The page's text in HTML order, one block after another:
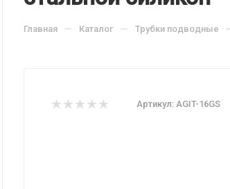
Главная — Каталог — Трубки подводные
Артикул: AGIT-16GS